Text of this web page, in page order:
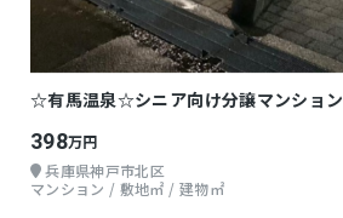
☆有馬温泉☆シニア向け分譲マンション
398万円
兵庫県神戸市北区
マンション / 敷地㎡ / 建物㎡